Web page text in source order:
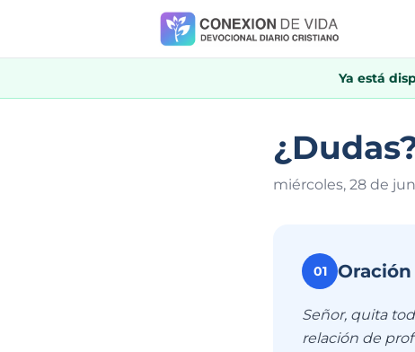
Ya está
miércoles, 28 de
01 Oración
Señor, quita
relación de